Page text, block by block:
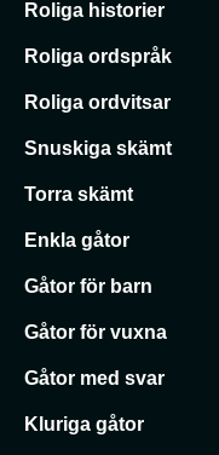
Roliga historier
Roliga ordspråk
Roliga ordvitsar
Snuskiga skämt
Torra skämt
Enkla gåtor
Gåtor för barn
Gåtor för vuxna
Gåtor med svar
Kluriga gåtor